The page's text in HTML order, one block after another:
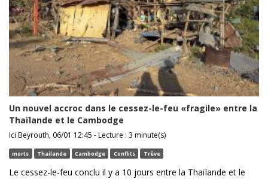
Un nouvel accroc dans le cessez-le-feu «fragile» entre la
Thaïlande et le Cambodge
Ici Beyrouth, 06/01 12:45 - Lecture : 3 minute(s)
morts Thailande Cambodge Conflits Trêve
Le cessez-le-feu conclu il y a 10 jours entre la Thaïlande et le